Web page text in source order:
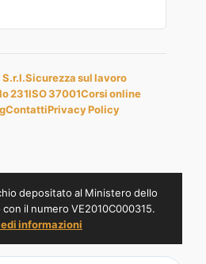
S.r.l.Sicurezza sul lavoro
231ISO 37001Corsi online
ContattiPrivacy Policy
depositato al Ministero dello
il numero VE2010C000315.
informazioni